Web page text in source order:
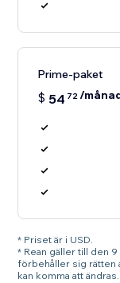
Prime-paket
$ 54 72/
* Priset är i USD.
* Rean gäller till den
förbehåller sig rätten
kan komma att ändras.